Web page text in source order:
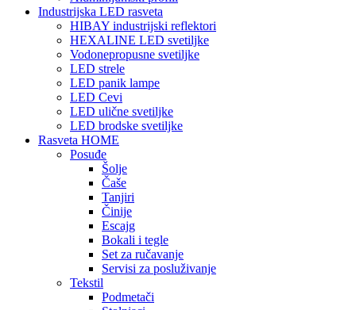
Industrijska LED rasveta
HIBAY industrijski reflektori
HEXALINE LED svetiljke
Vodonepropusne svetiljke
LED strele
LED panik lampe
LED Cevi
LED ulične svetiljke
LED brodske svetiljke
Rasveta HOME
Posuđe
Šolje
Čaše
Tanjiri
Činije
Escajg
Bokali i tegle
Set za ručavanje
Servisi za posluživanje
Tekstil
Podmetači